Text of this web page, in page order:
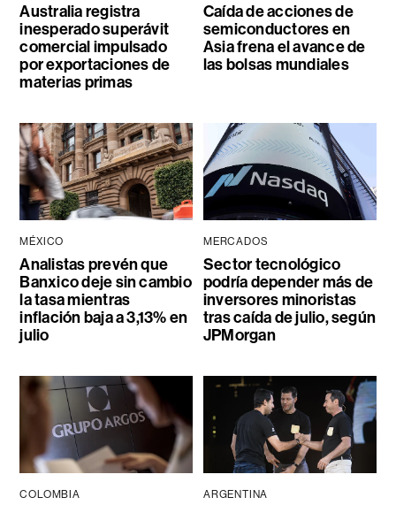
Australia registra
inesperado superávit
comercial impulsado
por exportaciones de
materias primas
Caída de acciones de
semiconductores en
Asia frena el avance de
las bolsas mundiales
MÉXICO
Analistas prevén que
Banxico deje sin cambio
la tasa mientras
inflación baja a 3,13% en
julio
MERCADOS
Sector tecnológico
podría depender más de
inversores minoristas
tras caída de julio, según
JPMorgan
COLOMBIA ARGENTINA